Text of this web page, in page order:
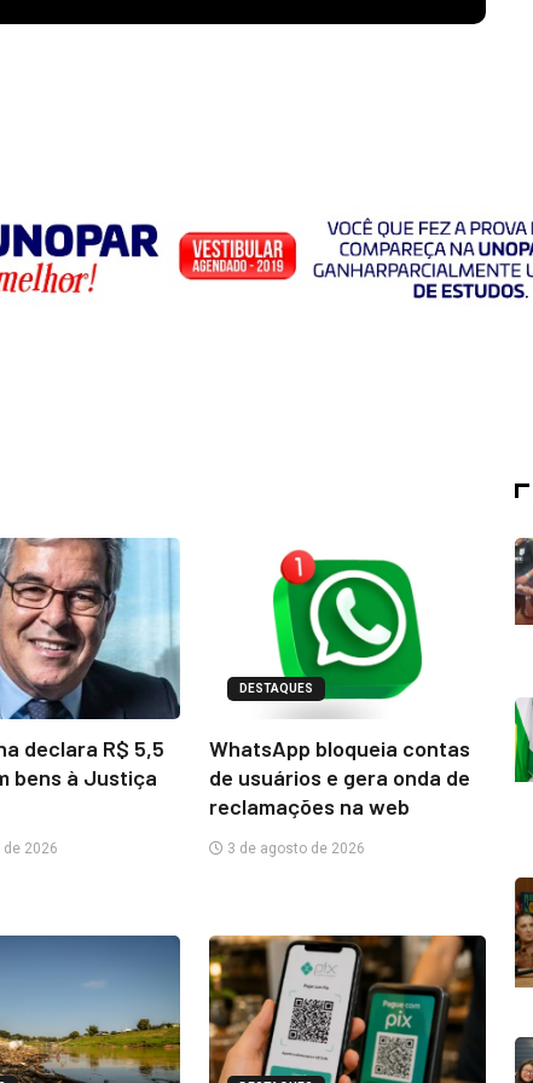
declara R$ 5,5
bens à Justiça
2026
DESTAQUES
WhatsApp bloqueia contas
de usuários e gera onda de
reclamações na web
3 de agosto de 2026